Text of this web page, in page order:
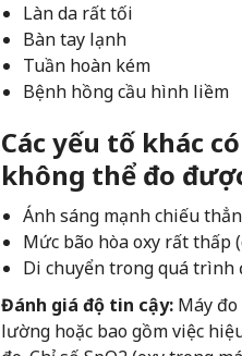
Làn da rất tối
Bàn tay lạnh
Tuần hoàn kém
Bệnh hồng cầu hình liềm
Các yếu tố khác
không thể đo
Ánh sáng mạnh chiếu
Mức bão hòa oxy rất thấp
Di chuyển trong quá trình
Đánh giá độ tin cậy:Máy đo
lường hoặc bao gồm việc